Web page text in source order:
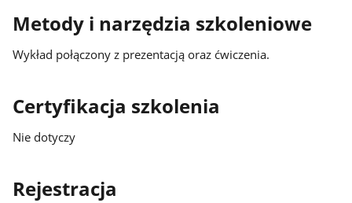
Metody i narzędzia szkoleniowe
Wykład połączony z prezentacją oraz ćwiczenia.
Certyfikacja szkolenia
Nie dotyczy
Rejestracja